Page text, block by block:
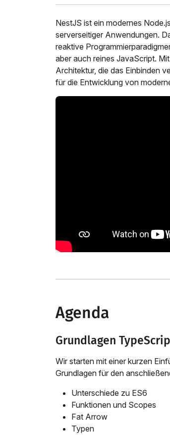
NestJS ist ein modernes
serverseitiger Anwendungen.
reaktive
aber auch reines JavaScript.
Architektur, die das Einbinden
für die Entwicklung von
Agenda
Grundlagen
Wir starten mit einer kurzen
Grundlagen für den
Unterschiede zu ES6
Funktionen und Scopes
Fat Arrow
Typen